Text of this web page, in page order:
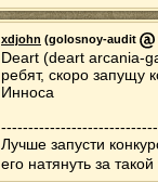
xdjohn (golosnoy-audit
Deart (deart arcania-
ребят, скоро запущу
Инноса
Лучше запусти
его натянуть за такой